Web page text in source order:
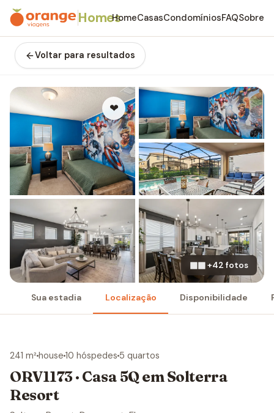
HomesHomeCasasCondomíniosFAQSobre
Voltar para resultados
❤
▦▦ +42 fotos
Sua estadia Localização Disponibilidade
241 m² house 10 hóspedes 5 quartos
ORV1173 · Casa 5Q em Solterra
Resort